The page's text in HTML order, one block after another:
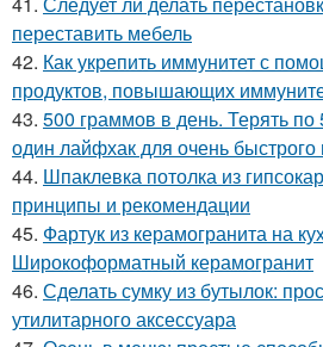
переставить мебель
42. Как укрепить иммунитет с
продуктов, повышающих
43. 500 граммов в день. Терять
один лайфхак для очень быстрого
44. Шпаклевка потолка из
принципы и рекомендации
45. Фартук из керамогранита на
Широкоформатный керамогранит
46. Сделать сумку из бутылок:
утилитарного аксессуара